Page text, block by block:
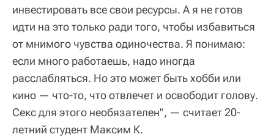
инвестировать все свои ресурсы. А я не готов
идти на это только ради того, чтобы избавиться
от мнимого чувства одиночества. Я понимаю:
если много работаешь, надо иногда
расслабляться. Но это может быть хобби или
кино — что-то, что отвлечет и освободит голову.
Секс для этого необязателен", — считает 20-
летний студент Максим К.